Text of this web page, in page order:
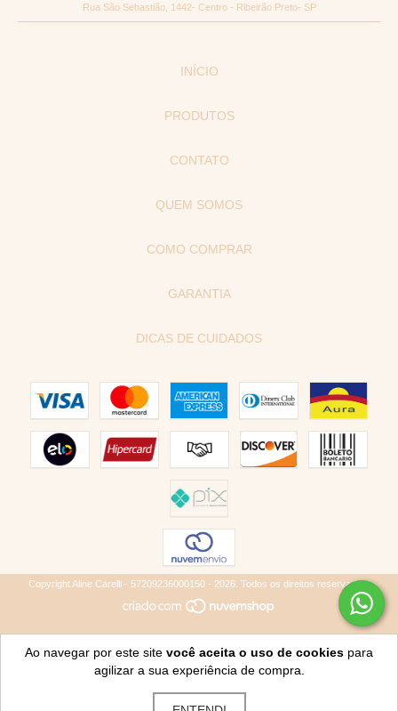
Ao navegar por este site você aceita o uso de cookies para
agilizar a sua experiência de compra.
Rua São Sebastião, 1442- Centro - Ribeirão Preto- SP
INÍCIO
PRODUTOS
CONTATO
QUEM SOMOS
COMO COMPRAR
GARANTIA
DICAS DE CUIDADOS
Copyright Aline Carelli - 57209236000150 - 2026. Todos os direitos reservados.